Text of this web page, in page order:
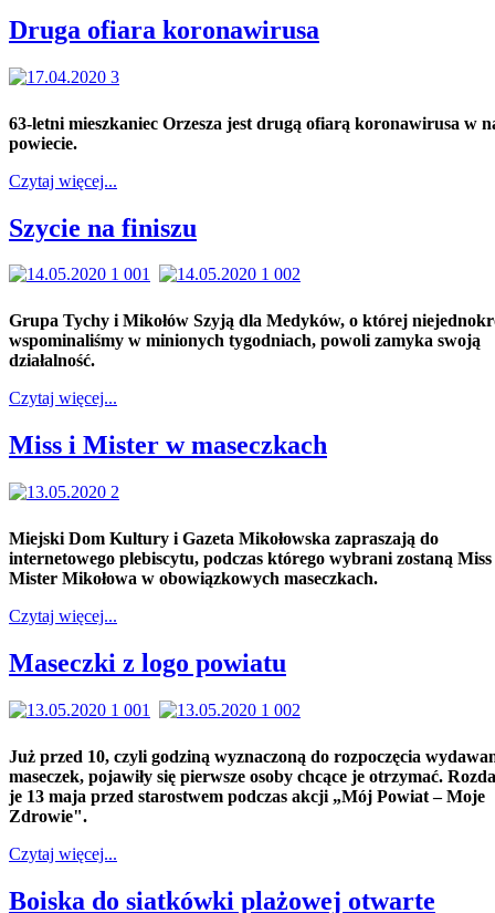
Druga ofiara koronawirusa
63-letni mieszkaniec Orzesza jest drugą ofiarą koronawirusa w
powiecie.
Czytaj więcej...
Szycie na finiszu
Grupa Tychy i Mikołów Szyją dla Medyków, o której
wspominaliśmy w minionych tygodniach, powoli zamyka swoją
działalność.
Czytaj więcej...
Miss i Mister w maseczkach
Miejski Dom Kultury i Gazeta Mikołowska zapraszają do
internetowego plebiscytu, podczas którego wybrani zostaną Miss
Mister Mikołowa w obowiązkowych maseczkach.
Czytaj więcej...
Maseczki z logo powiatu
Już przed 10, czyli godziną wyznaczoną do rozpoczęcia
maseczek, pojawiły się pierwsze osoby chcące je otrzymać.
je 13 maja przed starostwem podczas akcji „Mój Powiat – Moje
Zdrowie".
Czytaj więcej...
Boiska do siatkówki plażowej otwarte